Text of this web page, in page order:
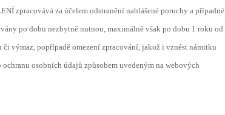
zpracovává za účelem odstranění nahlášené poruchy a případné
po dobu nezbytně nutnou, maximálně však po dobu 1 roku od
výmaz, popřípadě omezení zpracování, jakož i vznést námitku
osobních údajů způsobem uvedeným na webových